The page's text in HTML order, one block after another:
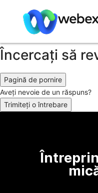
Este cam
Încercați să
Pagină de pornire
Aveți nevoie de un răspuns?
Trimiteți o întrebare